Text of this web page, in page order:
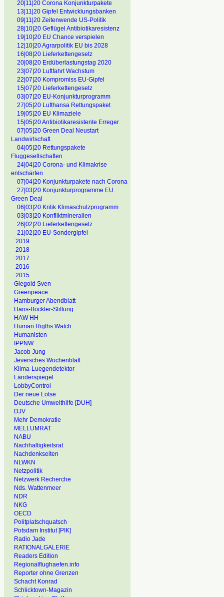
20|11|20 Corona Konjunkturpakete
13|11|20 Gipfel Entwicklungsbanken
09|11|20 Zeitenwende US-Politik
28|10|20 Geflügel Antibiotikaresistenz
19|10|20 EU Chance verspielen
12|10|20 Agrarpolitik EU bis 2028
16|08|20 Lieferkettengesetz
20|08|20 Erdüberlastungstag 2020
23|07|20 Luftfahrt Wachstum
22|07|20 Kompromiss EU-Gipfel
15|07|20 Lieferkettengesetz
03|07|20 EU-Konjunkturprogramm
27|05|20 Lufthansa Rettungspaket
19|05|20 EU Klimaziele
15|05|20 Antibiotikaresistente Erreger
07|05|20 Green Deal Neustart
Landwirtschaft
04|05|20 Rettungspakete
Fluggesellschaften
24|04|20 Corona- und Klimakrise
entschärfen
07|04|20 Konjunkturpakete nach Corona
27|03|20 Konjunkturprogramme EU
Green Deal
06|03|20 Kritik Klimaschutzprogramm
03|03|20 Konfliktmineralien
26|02|20 Lieferkettengesetz
21|02|20 EU-Sondergipfel
2019
2018
2017
2016
2015
Giegold Sven
Greenpeace
Hamburger Abendblatt
Hans-Böckler-Stiftung
HAW HH
Human Rigths Watch
Humanisten
IPPNW
Jacob Jung
Jeversches Wochenblatt
Klima-Luegendetektor
Länderspiegel
LobbyControl
Der neue Lotse
Deutsche Umwelthilfe [DUH]
DJV
Mehr Demokratie
MELLUMRAT
NABU
Nachhaltigkeitsrat
Nachdenkseiten
NLWKN
Netzpolitik
Netzwerk Recherche
Nds. Wattenmeer
NDR
NKG
OECD
Politplatschquatsch
Potsdam Institut [PIK]
Radio Jade
RATIONALGALERIE
Readers Edition
Regionalflughaefen.info
Reporter ohne Grenzen
Schacht Konrad
Schlicktown-Magazin